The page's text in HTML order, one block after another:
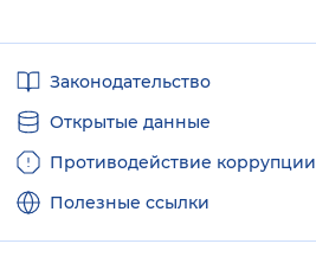
ссылкиЗаконодательство
Открытые данные
Противодействие коррупции
Полезные ссылки